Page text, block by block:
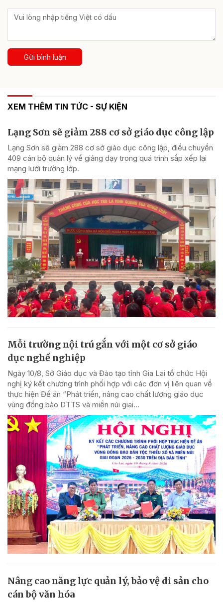
Gửi bình luận
XEM THÊM TIN TỨC - SỰ KIỆN
Lạng Sơn sẽ giảm 288 cơ sở giáo dục công lập
Lạng Sơn sẽ giảm 288 cơ sở giáo dục công lập, điều chuyển
409 cán bộ quản lý về giảng dạy trong quá trình sắp xếp lại
mạng lưới trường lớp.
Mỗi trường nội trú gắn với một cơ sở giáo
dục nghề nghiệp
Ngày 10/8, Sở Giáo dục và Đào tạo tỉnh Gia Lai tổ chức Hội
nghị ký kết chương trình phối hợp với các đơn vị liên quan về
thực hiện Đề án “Phát triển, nâng cao chất lượng giáo dục
vùng đồng bào DTTS và miền núi giai...
Nâng cao năng lực quản lý, bảo vệ di sản cho
cán bộ văn hóa